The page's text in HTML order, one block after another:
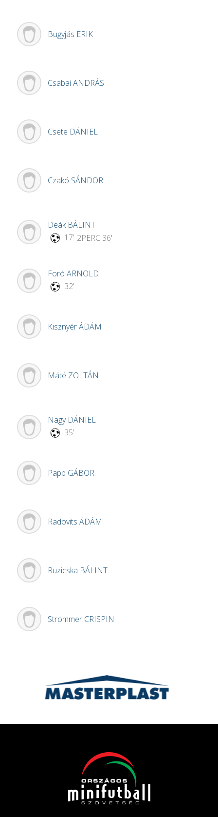
Bugyjás ERIK
CsabaiANDRÁS
Csete DÁNIEL
Czakó SÁNDOR
Deák BÁLINT
17' 2PERC 36'
Foró ARNOLD
32'
KisznyérÁDÁM
Máté ZOLTÁN
Nagy DÁNIEL
35'
Papp GÁBOR
Radovits ÁDÁM
Ruzicska BÁLINT
Strommer CRISPIN